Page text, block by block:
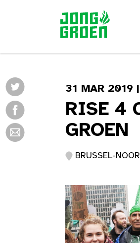
31 MAR 2019
RISE 4
GROEN
BRUSSEL-